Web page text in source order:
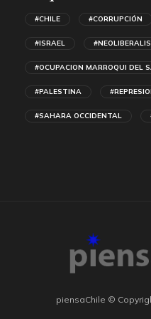
#CHILE #CORRUPCIÓN
#ISRAEL
#OCUPACION MARROQUI DEL
#PALESTINA
#SAHARA OCCIDENTAL
piensaChile ©